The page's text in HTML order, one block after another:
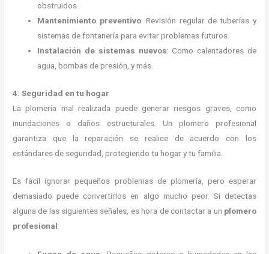
obstruidos.
Mantenimiento preventivo: Revisión regular de tuberías y
sistemas de fontanería para evitar problemas futuros.
Instalación de sistemas nuevos: Como calentadores de
agua, bombas de presión, y más.
4. Seguridad en tu hogar
La plomería mal realizada puede generar riesgos graves, como
inundaciones o daños estructurales. Un plomero profesional
garantiza que la reparación se realice de acuerdo con los
estándares de seguridad, protegiendo tu hogar y tu familia.
Es fácil ignorar pequeños problemas de plomería, pero esperar
demasiado puede convertirlos en algo mucho peor. Si detectas
alguna de las siguientes señales, es hora de contactar a un plomero
profesional: